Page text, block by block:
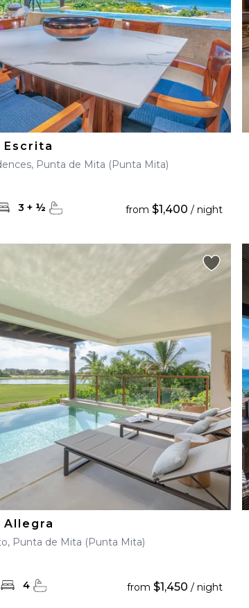
Escrita
Punta de Mita (Punta Mita)
3 + ½ from$1,400 / night
Allegra
Punta de Mita (Punta Mita)
4 from$1,450 / night